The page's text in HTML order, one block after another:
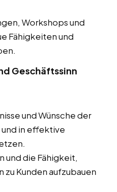
Workshops und
Fähigkeiten und
Geschäftssinn
und Wünsche der
und in effektive
und die Fähigkeit,
Kunden aufzubauen